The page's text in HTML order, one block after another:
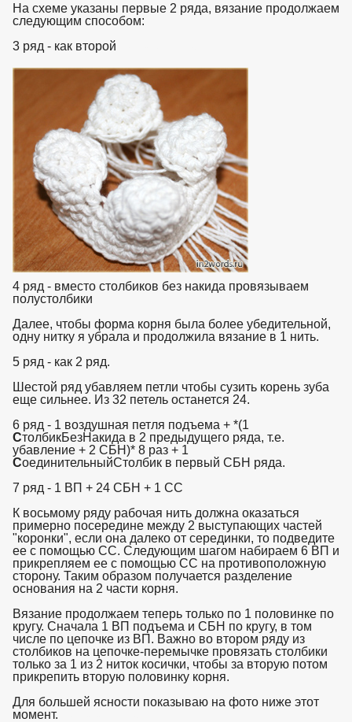
На схеме указаны первые 2 ряда, вязание продолжаем
следующим способом:
3 ряд - как второй
4 ряд - вместо столбиков без накида провязываем
полустолбики
Далее, чтобы форма корня была более убедительной,
одну нитку я убрала и продолжила вязание в 1 нить.
5 ряд - как 2 ряд.
Шестой ряд убавляем петли чтобы сузить корень зуба
еще сильнее. Из 32 петель останется 24.
6 ряд - 1 воздушная петля подъема + *(1
СтолбикБезНакида в 2 предыдущего ряда, т.е.
убавление + 2 СБН)* 8 раз + 1
СоединительныйСтолбик в первый СБН ряда.
7 ряд - 1 ВП + 24 СБН + 1 СС
К восьмому ряду рабочая нить должна оказаться
примерно посередине между 2 выступающих частей
"коронки", если она далеко от серединки, то подведите
ее с помощью СС. Следующим шагом набираем 6 ВП и
прикрепляем ее с помощью СС на противоположную
сторону. Таким образом получается разделение
основания на 2 части корня.
Вязание продолжаем теперь только по 1 половинке по
кругу. Сначала 1 ВП подъема и СБН по кругу, в том
числе по цепочке из ВП. Важно во втором ряду из
столбиков на цепочке-перемычке провязать столбики
только за 1 из 2 ниток косички, чтобы за вторую потом
прикрепить вторую половинку корня.
Для большей ясности показываю на фото ниже этот
момент.